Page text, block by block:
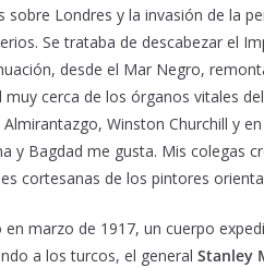
sobre Londres y la invasión de la
Se trataba de descabezar el
desde el Mar Negro,
muy cerca de los órganos vitales
Winston Churchill y
y Bagdad me gusta. Mis colegas
cortesanas de los pintores
en marzo de 1917, un cuerpo
a los turcos, el general Stanley